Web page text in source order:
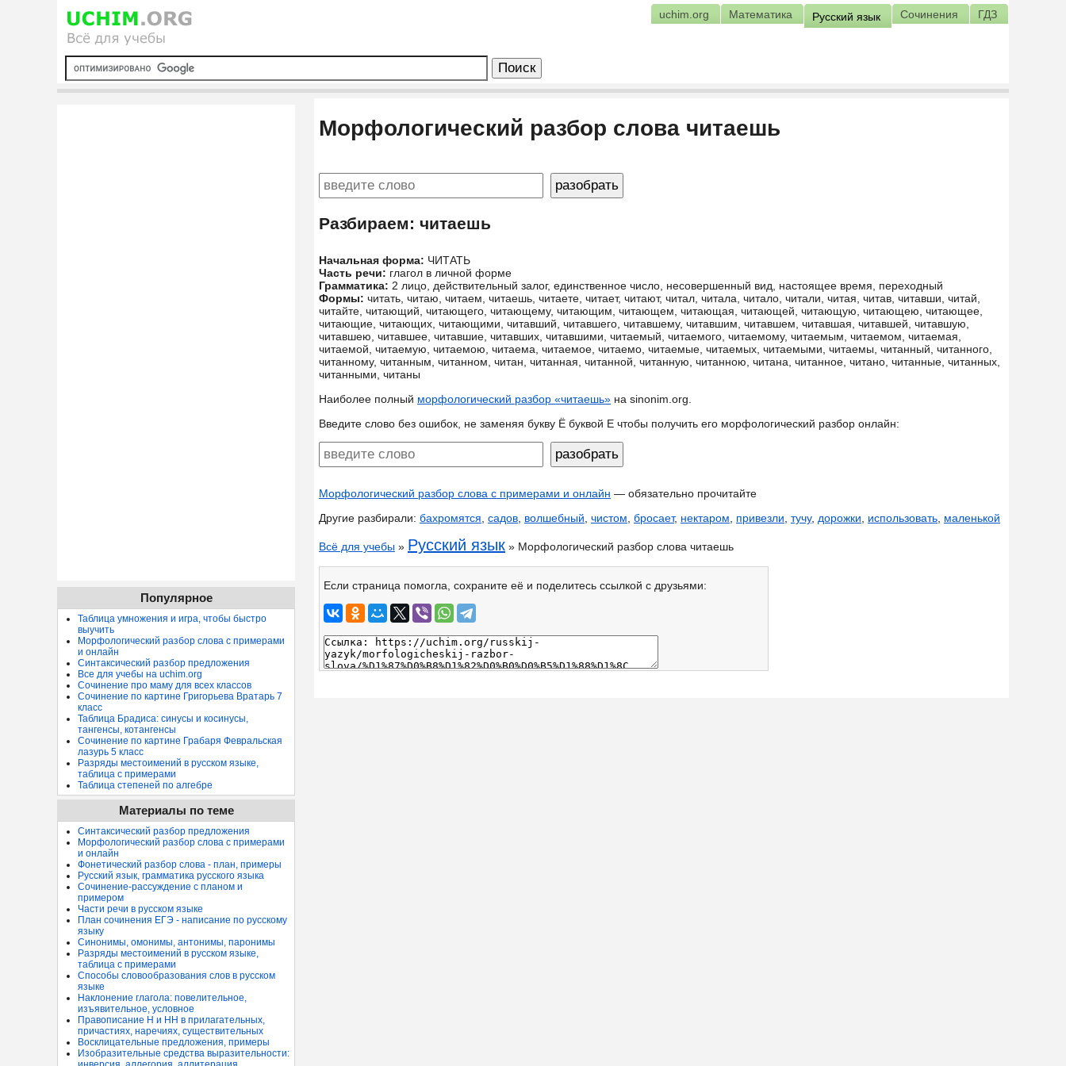
uchim.org Математика Русский язык Сочинения ГДЗ
Морфологический разбор слова читаешь
Разбираем: читаешь
Начальная форма: ЧИТАТЬ
Часть речи: глагол в личной форме
Грамматика: 2 лицо, действительный залог, единственное число, несовершенный вид, настоящее время, переходный
Формы: читать, читаю, читаем, читаешь, читаете, читает, читают, читал, читала, читало, читали, читая, читав, читавши, читай,
читайте, читающий, читающего, читающему, читающим, читающем, читающая, читающей, читающую, читающею, читающее,
читающие, читающих, читающими, читавший, читавшего, читавшему, читавшим, читавшем, читавшая, читавшей, читавшую,
читавшею, читавшее, читавшие, читавших, читавшими, читаемый, читаемого, читаемому, читаемым, читаемом, читаемая,
читаемой, читаемую, читаемою, читаема, читаемое, читаемо, читаемые, читаемых, читаемыми, читаемы, читанный, читанного,
читанному, читанным, читанном, читан, читанная, читанной, читанную, читанною, читана, читанное, читано, читанные, читанных,
читанными, читаны
Наиболее полный морфологический разбор «читаешь» на sinonim.org.
Введите слово без ошибок, не заменяя букву Ё буквой Е чтобы получить его морфологический разбор онлайн:
Морфологический разбор слова с примерами и онлайн — обязательно прочитайте
Другие разбирали: бахромятся садов волшебный чистом бросает, нектаром привезли тучу, дорожки использовать маленькой
Всё для учебы » Русский язык » Морфологический разбор слова читаешь
Если страница помогла, сохраните её и поделитесь ссылкой с друзьями:
Популярное
Таблица умножения и игра, чтобы быстро
выучить
Морфологический разбор слова с примерами
и онлайн
Синтаксический разбор предложения
Все для учебы на uchim.org
Сочинение про маму для всех классов
Сочинение по картине Григорьева Вратарь 7
класс
Таблица Брадиса: синусы и косинусы,
тангенсы, котангенсы
Сочинение по картине Грабаря Февральская
лазурь 5 класс
Разряды местоимений в русском языке,
таблица с примерами
Таблица степеней по алгебре
Материалы по теме
Синтаксический разбор предложения
Морфологический разбор слова с примерами
и онлайн
Фонетический разбор слова - план, примеры
Русский язык, грамматика русского языка
Сочинение-рассуждение с планом и
примером
Части речи в русском языке
План сочинения ЕГЭ - написание по русскому
языку
Синонимы, омонимы, антонимы, паронимы
Разряды местоимений в русском языке,
таблица с примерами
Способы словообразования слов в русском
языке
Наклонение глагола: повелительное,
изъявительное, условное
Правописание Н и НН в прилагательных,
причастиях, наречиях, существительных
Восклицательные предложения, примеры
Изобразительные средства выразительности: